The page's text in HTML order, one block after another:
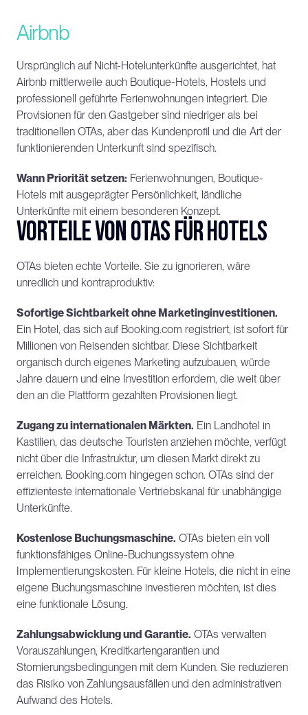
Airbnb
Ursprünglich auf Nicht-Hotelunterkünfte ausgerichtet, hat
Airbnb mittlerweile auch Boutique-Hotels, Hostels und
professionell geführte Ferienwohnungen integriert. Die
Provisionen für den Gastgeber sind niedriger als bei
traditionellen OTAs, aber das Kundenprofil und die Art der
funktionierenden Unterkunft sind spezifisch.
Wann Priorität setzen: Ferienwohnungen, Boutique-
Hotels mit ausgeprägter Persönlichkeit, ländliche
Unterkünfte mit einem besonderen Konzept.
Vorteile von OTAs für Hotels
OTAs bieten echte Vorteile. Sie zu ignorieren, wäre
unredlich und kontraproduktiv:
Sofortige Sichtbarkeit ohne Marketinginvestitionen.
Ein Hotel, das sich auf Booking.com registriert, ist sofort für
Millionen von Reisenden sichtbar. Diese Sichtbarkeit
organisch durch eigenes Marketing aufzubauen, würde
Jahre dauern und eine Investition erfordern, die weit über
den an die Plattform gezahlten Provisionen liegt.
Zugang zu internationalen Märkten. Ein Landhotel in
Kastilien, das deutsche Touristen anziehen möchte, verfügt
nicht über die Infrastruktur, um diesen Markt direkt zu
erreichen. Booking.com hingegen schon. OTAs sind der
effizienteste internationale Vertriebskanal für unabhängige
Unterkünfte.
Kostenlose Buchungsmaschine. OTAs bieten ein voll
funktionsfähiges Online-Buchungssystem ohne
Implementierungskosten. Für kleine Hotels, die nicht in eine
eigene Buchungsmaschine investieren möchten, ist dies
eine funktionale Lösung.
Zahlungsabwicklung und Garantie. OTAs verwalten
Vorauszahlungen, Kreditkartengarantien und
Stornierungsbedingungen mit dem Kunden. Sie reduzieren
das Risiko von Zahlungsausfällen und den administrativen
Aufwand des Hotels.